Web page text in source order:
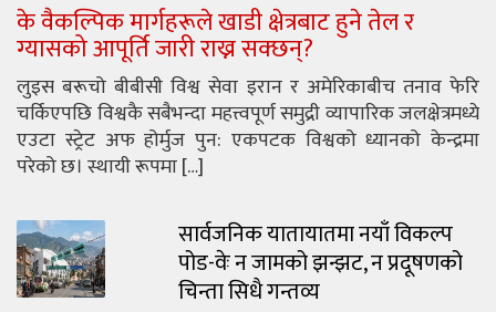
के वैकल्पिक मार्गहरूले खाडी क्षेत्रबाट हुने तेल र
ग्यासको आपूर्ति जारी राख्न सक्छन्?
लुइस बरूचो बीबीसी विश्व सेवा इरान र अमेरिकाबीच तनाव फेरि
चर्किएपछि विश्वकै सबैभन्दा महत्त्वपूर्ण समुद्री व्यापारिक जलक्षेत्रमध्ये
एउटा स्ट्रेट अफ होर्मुज पुन: एकपटक विश्वको ध्यानको केन्द्रमा
परेको छ। स्थायी रूपमा […]
सार्वजनिक यातायातमा नयाँ विकल्प
पोड-वेः न जामको झन्झट, न प्रदूषणको
चिन्ता सिधै गन्तव्य